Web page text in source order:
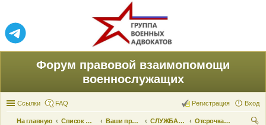
Форум правовой взаимопомощи
военнослужащих
Ссылки FAQ Вход
Регистрация
На главную Список форумов Ваши права и их реализация СЛУЖБА ПО ПРИЗЫВУ
Отсрочка от армии